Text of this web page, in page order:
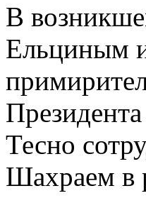
В
Ельциным
Тесно
Шахраем в